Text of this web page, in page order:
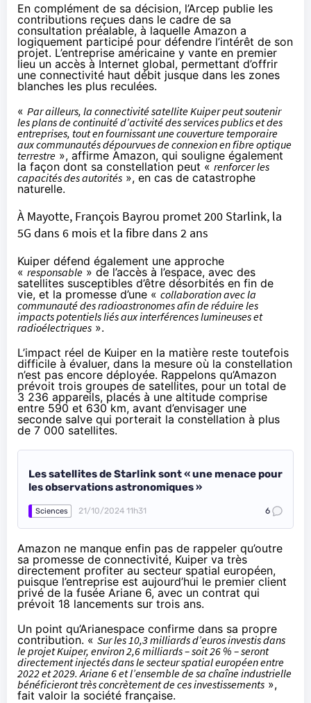
En complément de sa décision, l’Arcep publie les
contributions reçues dans le cadre de sa
consultation préalable, à laquelle Amazon a
logiquement participé pour défendre l’intérêt de son
projet. L’entreprise américaine y vante en premier
lieu un accès à Internet global, permettant d’offrir
une connectivité haut débit jusque dans les zones
blanches les plus reculées.
« Par ailleurs, la connectivité satellite Kuiper peut soutenir
les plans de continuité d’activité des services publics et des
entreprises, tout en fournissant une couverture temporaire
aux communautés dépourvues de connexion en fibre optique
terrestre », affirme Amazon, qui souligne également
la façon dont sa constellation peut « renforcer les
capacités des autorités », en cas de catastrophe
naturelle.
À Mayotte, François Bayrou promet 200 Starlink, la
5G dans 6 mois et la fibre dans 2 ans
Kuiper défend également une approche
« responsable » de l’accès à l’espace, avec des
satellites susceptibles d’être désorbités en fin de
vie, et la promesse d’une « collaboration avec la
communauté des radioastronomes afin de réduire les
impacts potentiels liés aux interférences lumineuses et
radioélectriques ».
L’impact réel de Kuiper en la matière reste toutefois
difficile à évaluer, dans la mesure où la constellation
n’est pas encore déployée. Rappelons qu’Amazon
prévoit trois groupes de satellites, pour un total de
3 236 appareils, placés à une altitude comprise
entre 590 et 630 km, avant d’envisager une
seconde salve qui porterait la constellation à plus
de 7 000 satellites.
Les satellites de Starlink sont « une menace pour
les observations astronomiques »
Sciences 21/10/2024 11h31 6
Amazon ne manque enfin pas de rappeler qu’outre
sa promesse de connectivité, Kuiper va très
directement profiter au secteur spatial européen,
puisque l’entreprise est aujourd’hui le premier client
privé de la fusée Ariane 6, avec un contrat qui
prévoit 18 lancements sur trois ans.
Un point qu’Arianespace confirme dans sa propre
contribution. « Sur les 10,3 milliards d’euros investis dans
le projet Kuiper, environ 2,6 milliards – soit 26 % – seront
directement injectés dans le secteur spatial européen entre
2022 et 2029. Ariane 6 et l’ensemble de sa chaîne industrielle
bénéficieront très concrètement de ces investissements »,
fait valoir la société française.